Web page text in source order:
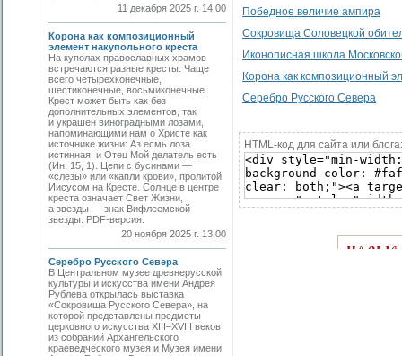
11 декабря 2025 г. 14:00
Корона как композиционный
элемент накупольного креста
На куполах православных храмов
встречаются разные кресты. Чаще
всего четырехконечные,
шестиконечные, восьмиконечные.
Крест может быть как без
дополнительных элементов, так
и украшен виноградными лозами,
напоминающими нам о Христе как
источнике жизни: Аз есмь лоза
истинная, и Отец Мой делатель есть
(Ин. 15, 1). Цепи с бусинами —
«слезы» или «капли крови», пролитой
Иисусом на Кресте. Солнце в центре
креста означает Свет Жизни,
а звезды — знак Вифлеемской
звезды. PDF-версия.
20 ноября 2025 г. 13:00
Серебро Русского Севера
В Центральном музее древнерусской
культуры и искусства имени Андрея
Рублева открылась выставка
«Сокровища Русского Севера», на
которой представлены предметы
церковного искусства XIII–XVIII веков
из собраний Архангельского
краеведческого музея и Музея имени
Победное величие ампира
Сокровища Соловецкой
Иконописная школа
Корона как композиционный
Серебро Русского Севера
HTML-код для сайта или блога: